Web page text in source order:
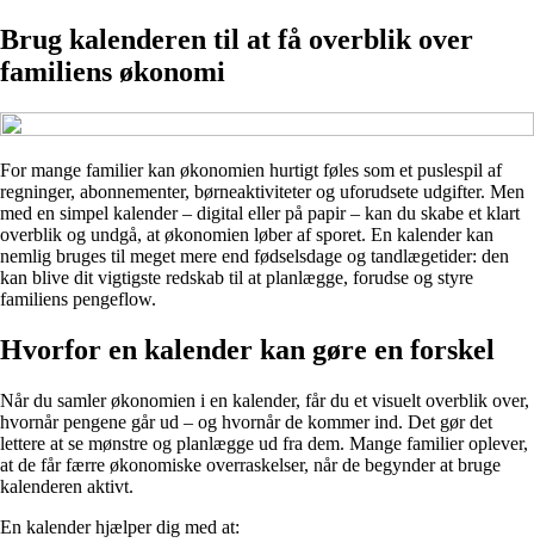
Brug kalenderen til at få overblik over
familiens økonomi
For mange familier kan økonomien hurtigt føles som et puslespil af
regninger, abonnementer, børneaktiviteter og uforudsete udgifter. Men
med en simpel kalender – digital eller på papir – kan du skabe et klart
overblik og undgå, at økonomien løber af sporet. En kalender kan
nemlig bruges til meget mere end fødselsdage og tandlægetider: den
kan blive dit vigtigste redskab til at planlægge, forudse og styre
familiens pengeflow.
Hvorfor en kalender kan gøre en forskel
Når du samler økonomien i en kalender, får du et visuelt overblik over,
hvornår pengene går ud – og hvornår de kommer ind. Det gør det
lettere at se mønstre og planlægge ud fra dem. Mange familier oplever,
at de får færre økonomiske overraskelser, når de begynder at bruge
kalenderen aktivt.
En kalender hjælper dig med at: